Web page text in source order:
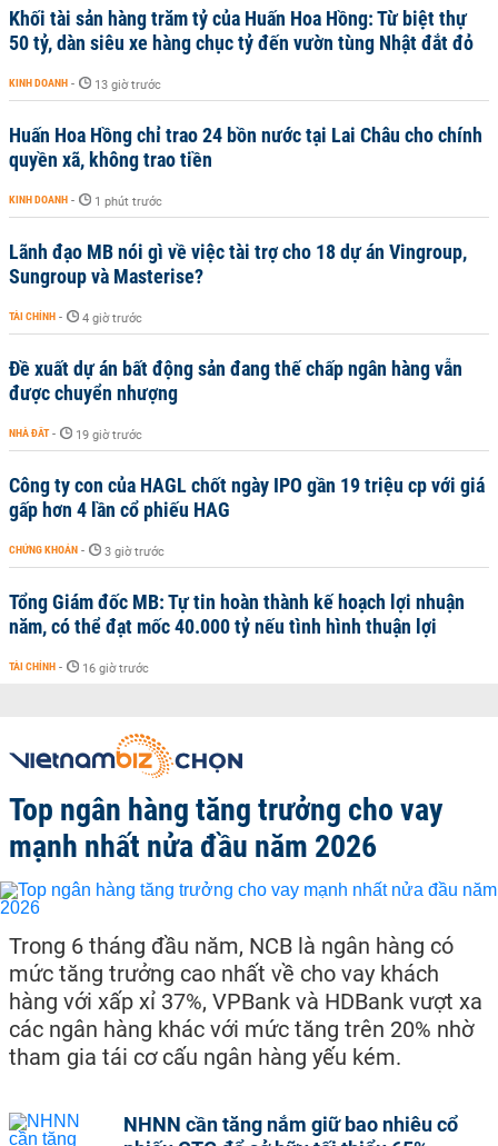
Khối tài sản hàng trăm tỷ của Huấn Hoa Hồng: Từ biệt thự
50 tỷ, dàn siêu xe hàng chục tỷ đến vườn tùng Nhật đắt đỏ
KINH DOANH - 13 giờ trước
Huấn Hoa Hồng chỉ trao 24 bồn nước tại Lai Châu cho chính
quyền xã, không trao tiền
KINH DOANH - 1 phút trước
Lãnh đạo MB nói gì về việc tài trợ cho 18 dự án Vingroup,
Sungroup và Masterise?
TÀI CHÍNH - 4 giờ trước
Đề xuất dự án bất động sản đang thế chấp ngân hàng vẫn
được chuyển nhượng
NHÀ ĐẤT - 19 giờ trước
Công ty con của HAGL chốt ngày IPO gần 19 triệu cp với giá
gấp hơn 4 lần cổ phiếu HAG
CHỨNG KHOÁN - 3 giờ trước
Tổng Giám đốc MB: Tự tin hoàn thành kế hoạch lợi nhuận
năm, có thể đạt mốc 40.000 tỷ nếu tình hình thuận lợi
TÀI CHÍNH - 16 giờ trước
Top ngân hàng tăng trưởng cho vay
mạnh nhất nửa đầu năm 2026
Trong 6 tháng đầu năm, NCB là ngân hàng có
mức tăng trưởng cao nhất về cho vay khách
hàng với xấp xỉ 37%, VPBank và HDBank vượt xa
các ngân hàng khác với mức tăng trên 20% nhờ
tham gia tái cơ cấu ngân hàng yếu kém.
NHNN cần tăng nắm giữ bao nhiêu cổ